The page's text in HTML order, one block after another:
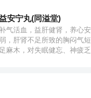
安宁丸(同溢堂)
气活血，益肝健肾，养心
，肝肾不足所致的胸闷气
足麻木，对失眠健忘、神疲